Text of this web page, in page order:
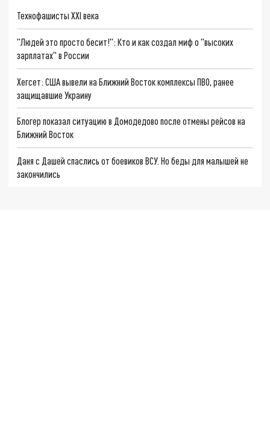
Технофашисты XXI века
"Людей это просто бесит!": Кто и как создал миф о "высоких
зарплатах" в России
Хегсет: США вывели на Ближний Восток комплексы ПВО, ранее
защищавшие Украину
Блогер показал ситуацию в Домодедово после отмены рейсов на
Ближний Восток
Даня с Дашей спаслись от боевиков ВСУ. Но беды для малышей не
закончились